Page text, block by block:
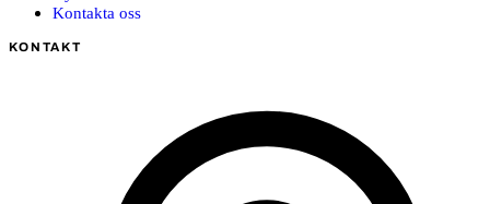
Kontakta oss
KONTAKT